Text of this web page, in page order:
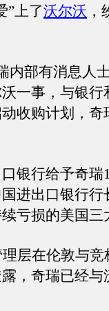
”上了沃尔沃
部有消息人
一事，与银行
收购计划，奇
行给予奇瑞
进出口银行行
亏损的美国三
层在伦敦与竞
，奇瑞已经与